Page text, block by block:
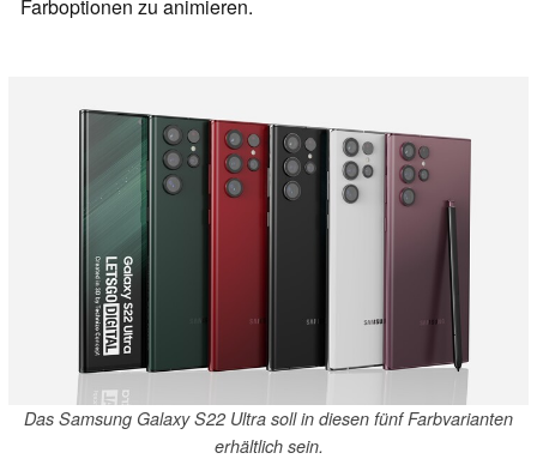
Farboptionen zu animieren.
Das Samsung Galaxy S22 Ultra soll in diesen fünf Farbvarianten
erhältlich sein.